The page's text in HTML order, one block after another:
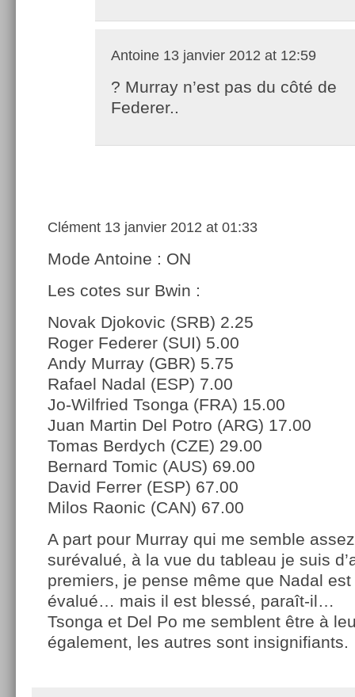
Antoine 13 janvier 2012 at 12:59
? Murray n’est pas du côté de
Federer..
Clément 13 janvier 2012 at 01:33
Mode Antoine : ON
Les cotes sur Bwin :
Novak Djokovic (SRB) 2.25
Roger Federer (SUI) 5.00
Andy Murray (GBR) 5.75
Rafael Nadal (ESP) 7.00
Jo-Wilfried Tsonga (FRA) 15.00
Juan Martin Del Potro (ARG) 17.00
Tomas Berdych (CZE) 29.00
Bernard Tomic (AUS) 69.00
David Ferrer (ESP) 67.00
Milos Raonic (CAN) 67.00
A part pour Murray qui me semble
surévalué, à la vue du tableau je suis
premiers, je pense même que Nadal
évalué… mais il est blessé, paraît-il…
Tsonga et Del Po me semblent être à
également, les autres sont insignifiants.